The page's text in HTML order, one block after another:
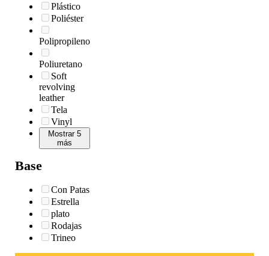
Plástico
Poliéster
Polipropileno
Poliuretano
Soft
revolving
leather
Tela
Vinyl
Mostrar 5
más
Base
Con Patas
Estrella
plato
Rodajas
Trineo